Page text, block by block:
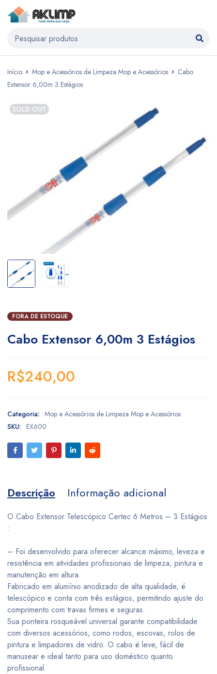
Início Mop e Acessórios de Limpeza Mop e Acessórios
Cabo
Extensor 6,00m 3 Estágios
SOLD OUT
FORA DE ESTOQUE
Cabo Extensor 6,00m 3 Estágios
R$240,00
Categoria: Mop e Acessórios de Limpeza Mop e Acessórios
SKU: EX600
Descrição Informação adicional
O Cabo Extensor Telescópico Certec 6 Metros – 3 Estágios
:
– Foi desenvolvido para oferecer alcance máximo, leveza e
resistência em atividades profissionais de limpeza, pintura e
manutenção em altura.
Fabricado em alumínio anodizado de alta qualidade, é
telescópico e conta com três estágios, permitindo ajuste do
comprimento com travas firmes e seguras.
Sua ponteira rosqueável universal garante compatibilidade
com diversos acessórios, como rodos, escovas, rolos de
pintura e limpadores de vidro. O cabo é leve, fácil de
manusear e ideal tanto para uso doméstico quanto
profissional.